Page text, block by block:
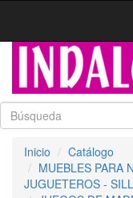
Inicio
Catálogo
MUEBLES PARA
JUGUETEROS -